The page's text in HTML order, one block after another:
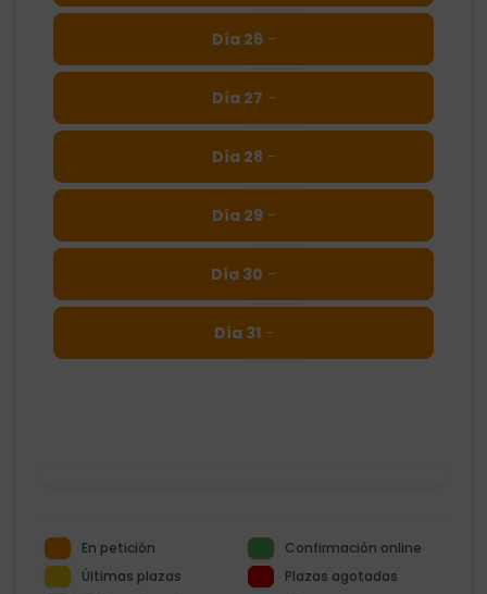
Día 26 -
Día 27 -
Día 28 -
Día 29 -
Día 30 -
Día 31 -
En petición
Confirmación online
Últimas plazas
Plazas agotadas